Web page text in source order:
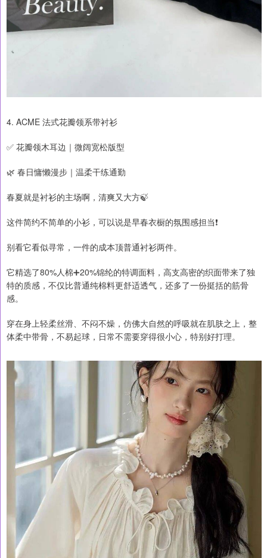
4. ACME 法式花瓣领系带衬衫
✅ 花瓣领木耳边｜微阔宽松版型
🌿 春日慵懒漫步｜温柔干练通勤
春夏就是衬衫的主场啊，清爽又大方🍃
这件简约不简单的小衫，可以说是早春衣橱的氛围感担当❗️
别看它看似寻常，一件的成本顶普通衬衫两件。
它精选了80%人棉➕20%锦纶的特调面料，高支高密的织面带来了独
特的质感，不仅比普通纯棉料更舒适透气，还多了一份挺括的筋骨
感。
穿在身上轻柔丝滑、不闷不燥，仿佛大自然的呼吸就在肌肤之上，整
体柔中带骨，不易起球，日常不需要穿得很小心，特别好打理。